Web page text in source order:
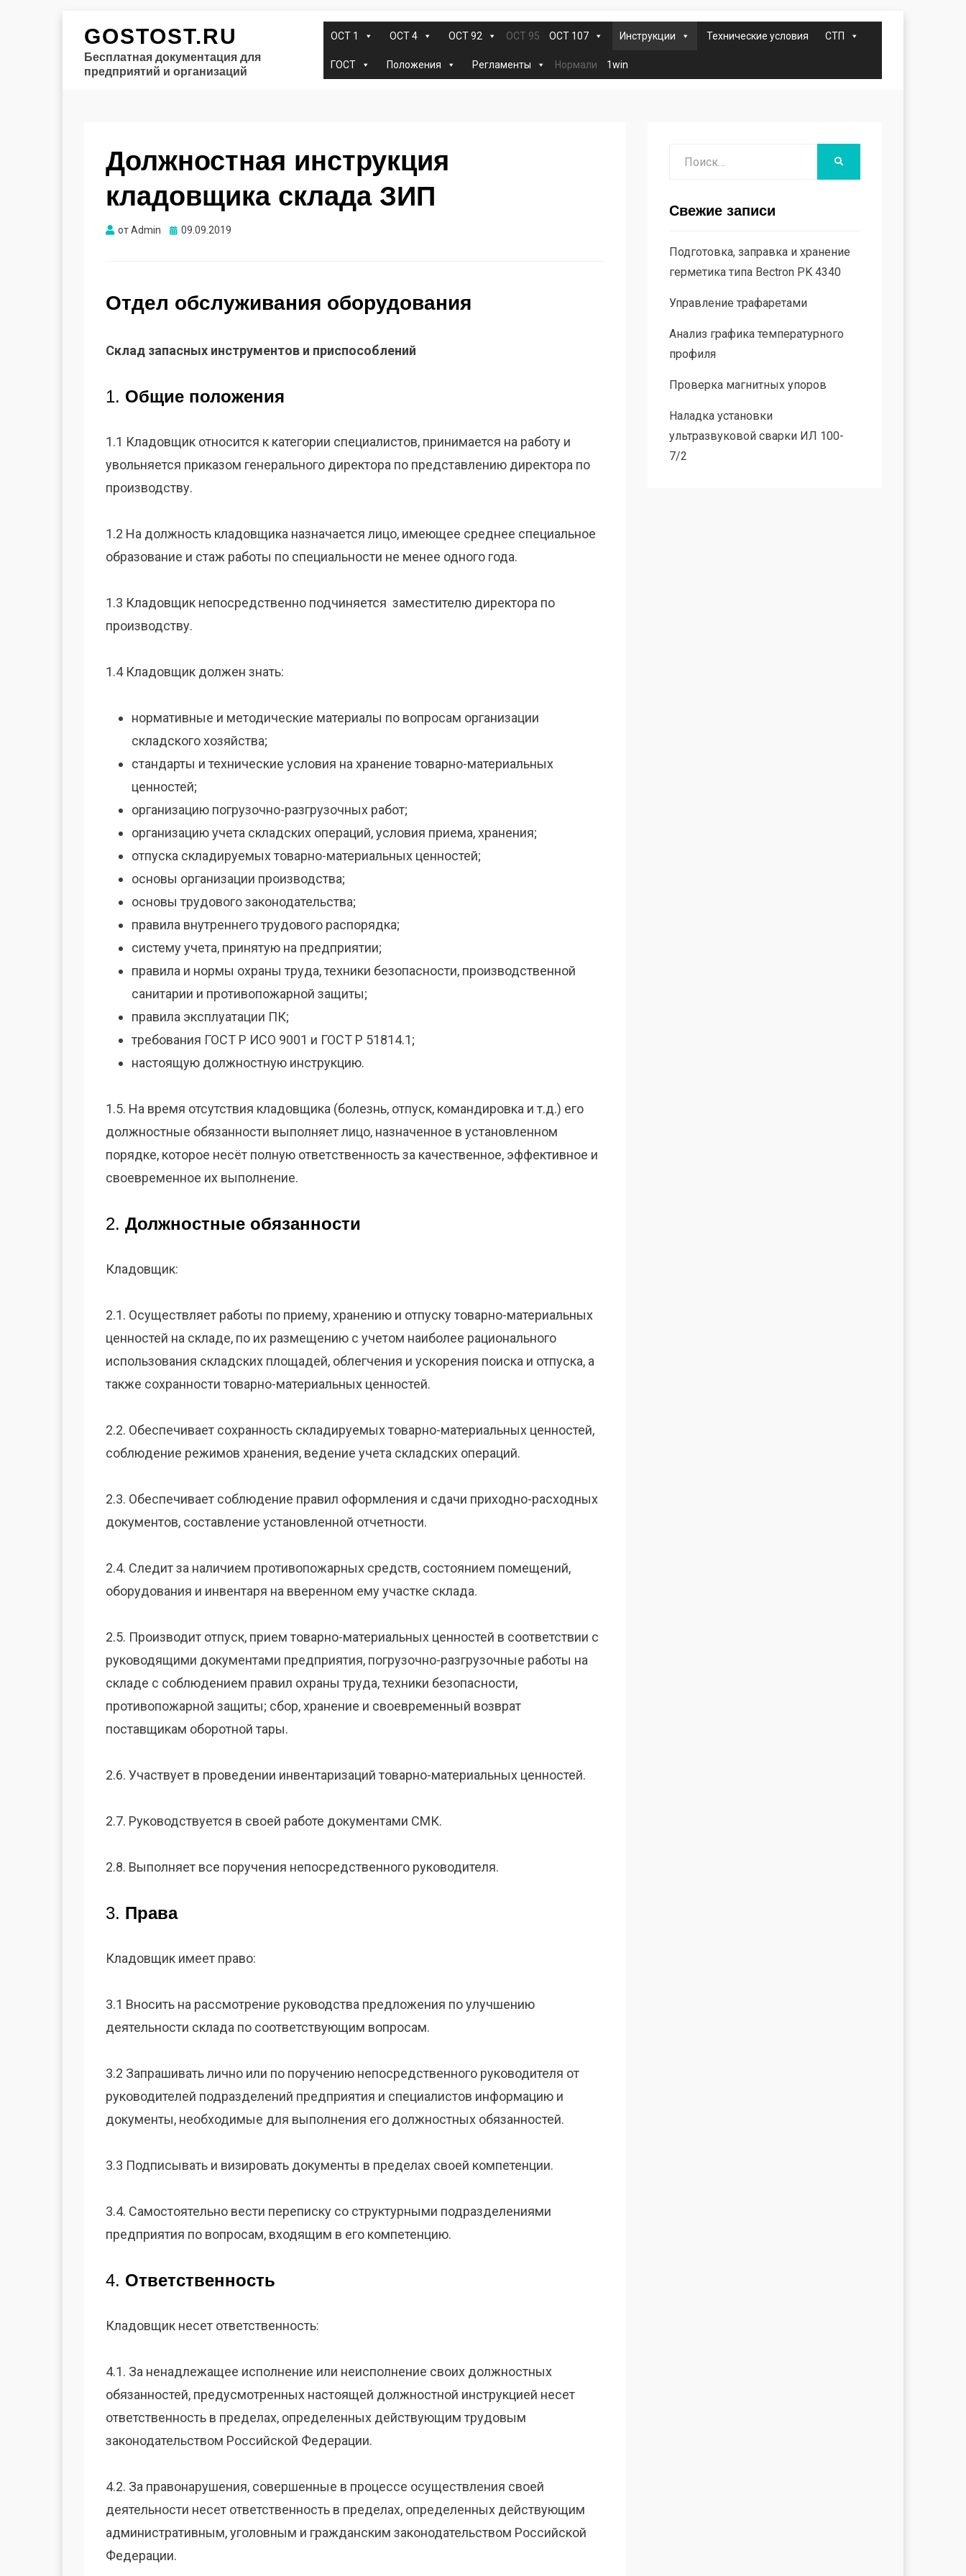
GOSTOST.RU
Бесплатная документация для
предприятий и организаций
ОСТ 1 ОСТ 4 ОСТ 92 ОСТ 95 ОСТ 107 Инструкции Технические условия СТП
ГОСТ Положения Регламенты Нормали 1win
Должностная инструкция
кладовщика склада ЗИП
отAdmin Опубликовано
09.09.2019
Отдел обслуживания оборудования
Склад запасных инструментов и приспособлений
1. Общие положения
1.1 Кладовщик относится к категории специалистов, принимается на работу и
увольняется приказом генерального директора по представлению директора по
производству.
1.2 На должность кладовщика назначается лицо, имеющее среднее специальное
образование и стаж работы по специальности не менее одного года.
1.3 Кладовщик непосредственно подчиняется заместителю директора по
производству.
1.4 Кладовщик должен знать:
нормативные и методические материалы по вопросам организации
складского хозяйства;
стандарты и технические условия на хранение товарно-материальных
ценностей;
организацию погрузочно-разгрузочных работ;
организацию учета складских операций, условия приема, хранения;
отпуска складируемых товарно-материальных ценностей;
основы организации производства;
основы трудового законодательства;
правила внутреннего трудового распорядка;
систему учета, принятую на предприятии;
правила и нормы охраны труда, техники безопасности, производственной
сани­тарии и противопожарной защиты;
правила эксплуатации ПК;
требования ГОСТ Р ИСО 9001 и ГОСТ Р 51814.1;
настоящую должностную инструкцию.
1.5. На время отсутствия кладовщика (болезнь, отпуск, командировка и т.д.) его
должностные обязанности выполняет лицо, назначенное в установленном
порядке, которое несёт полную ответ­ственность за качественное, эффективное и
своевременное их выполнение.
2. Должностные обязанности
Кладовщик:
2.1. Осуществляет работы по приему, хранению и отпуску товарно-материальных
ценностей на складе, по их размещению с учетом наиболее рационального
использования складских площадей, облегчения и ускорения поиска и отпуска, а
также сохранности товарно-материальных ценностей.
2.2. Обеспечивает сохранность складируемых товарно-материальных ценностей,
соблюдение режимов хранения, ведение учета складских операций.
2.3. Обеспечивает соблюдение правил оформления и сдачи приходно-расходных
документов, составление установленной отчетности.
2.4. Следит за наличием противопожарных средств, состоянием помещений,
оборудования и инвентаря на вверенном ему участке склада.
2.5. Производит отпуск, прием товарно-материальных ценностей в соответствии с
руководящими документами предприятия, погрузочно-разгрузочные работы на
складе с соблюдением правил охраны труда, техники безопасности,
противопожарной защиты; сбор, хранение и своевременный возврат
поставщикам оборотной тары.
2.6. Участвует в проведении инвентаризаций товарно-материальных ценностей.
2.7. Руководствуется в своей работе документами СМК.
2.8. Выполняет все поручения непосредственного руководителя.
3. Права
Кладовщик имеет право:
3.1 Вносить на рассмотрение руководства предложения по улучшению
деятельности склада по соответствующим вопросам.
3.2 Запрашивать лично или по поручению непосредственного руководителя от
руководителей подразделений предприятия и специалистов информацию и
документы, необходимые для выполнения его должностных обязанностей.
3.3 Подписывать и визировать документы в пределах своей компетенции.
3.4. Самостоятельно вести переписку со структурными подразделениями
предприятия по вопросам, входящим в его компетенцию.
4. Ответственность
Кладовщик несет ответственность:
4.1. За ненадлежащее исполнение или неисполнение своих должностных
обязанностей, предусмотренных настоящей должностной инструкцией несет
ответственность в пределах, определенных действующим трудовым
законодательством Российской Федерации.
4.2. За правонарушения, совершенные в процессе осуществления своей
деятельности несет ответственность в пределах, определенных действующим
административным, уголовным и гражданским законодательством Российской
Федерации.
Свежие записи
Подготовка, заправка и хранение
герметика типа Bectron PK 4340
Управление трафаретами
Анализ графика температурного
профиля
Проверка магнитных упоров
Наладка установки
ультразвуковой сварки ИЛ 100-
7/2